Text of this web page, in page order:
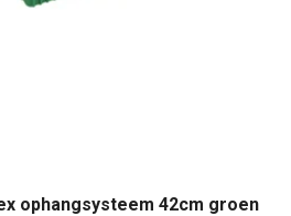
ophangsysteem 42cm groen